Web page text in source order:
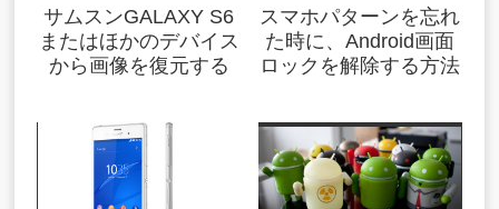
サムスンGALAXY S6
またはほかのデバイス
から画像を復元する
スマホパターンを忘れ
た時に、Android画面
ロックを解除する方法